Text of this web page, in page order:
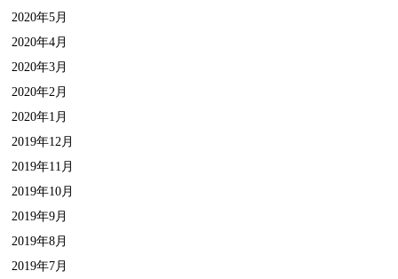
2020年5月
2020年4月
2020年3月
2020年2月
2020年1月
2019年12月
2019年11月
2019年10月
2019年9月
2019年8月
2019年7月